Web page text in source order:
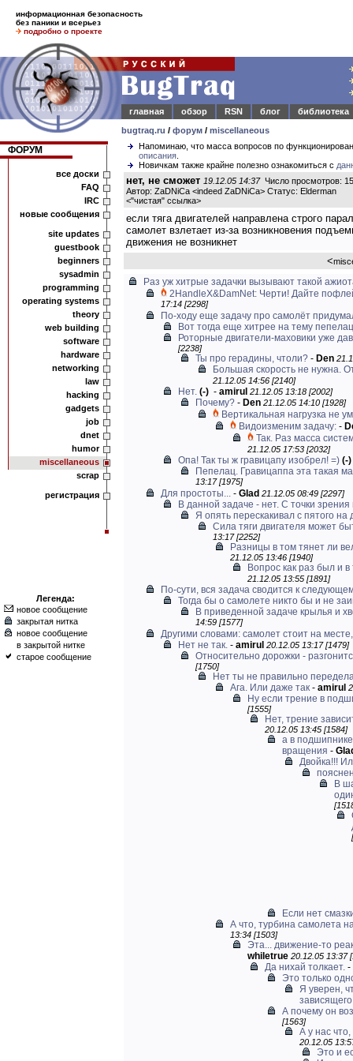
информационная безопасность
без паники и всерьез
подробно о проекте
главная обзор RSN блог
библиотека
bugtraq.ru / форум / miscellaneous
ФОРУМ
все доски
FAQ
IRC
новые сообщения
site updates
guestbook
beginners
sysadmin
programming
operating systems
theory
web building
software
hardware
networking
law
hacking
gadgets
job
dnet
humor
miscellaneous
scrap
регистрация
Легенда:
новое сообщение
закрытая нитка
новое сообщение
в закрытой нитке
старое сообщение
Напоминаю, что масса вопросов по
описания
Новичкам также крайне полезно ознакомиться с
нет, не сможет 19.12.05 14:37Число просмотров:
Автор: ZaDNiCa <indeed ZaDNiCa> Статус: Elderman
<"чистая" ссылка>
если тяга двигателей направлена строго
самолет взлетает из-за возникновения
движения не возникнет
<
Раз уж хитрые задачки вызывают такой
2HandleX&DamNet: Черти! Дайте
17:14 [2298]
По-ходу еще задачу про самолёт
Вот тогда еще хитрее на тему
Роторные двигатели-маховики уже
[2238]
Ты про герадины, чтоли? - Den
Большая скорость не нужна.
21.12.05 14:56 [2140]
Нет. (-) - amirul 21.12.05 13:18 [2002]
Почему? - Den 21.12.05 14:10 [1928]
Вертикальная нагрузка не
Видоизменим задачу: -
Так. Раз масса
21.12.05 17:53 [2032]
Опа! Так ты ж гравицапу изобрел! =) (-)
Пепелац. Гравицаппа эта такая
13:17 [1975]
Для простоты... - Glad 21.12.05 08:49 [2297]
В данной задаче - нет. С точки зрения
Я опять перескакивал с пятого на
Сила тяги двигателя может
13:17 [2252]
Разницы в том тянет ли
21.12.05 13:46 [1940]
Вопрос как раз был и
21.12.05 13:55 [1891]
По-сути, вся задача сводится к
Тогда бы о самолете никто бы и не
В приведенной задаче крылья и
14:59 [1577]
Другими словами: самолет стоит на
Нет не так. - amirul 20.12.05 13:17 [1479]
Относительно дорожки -
[1750]
Нет ты не правильно
Ага. Или даже так - amirul
Ну если трение в
[1555]
Нет, трение
20.12.05 13:45 [1584]
а в
вращения -
Двойка!!!
В
Если нет
А что, турбина самолета
13:34 [1503]
Эта... движение-то
whiletrue 20.12.05 13:37
Да нихай толкает. -
Это только
Я уверен,
зависящего
А почему он
[1563]
А у нас
20.12.05
Это и